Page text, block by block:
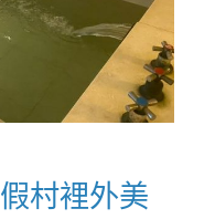
村裡外美